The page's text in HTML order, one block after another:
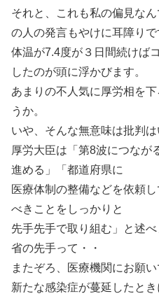
それと、これも私の偏見な
の人の発言もやけに耳障りで
体温が7.4度が３日間続けば
したのが頭に浮かびます。
あまりの不人気に厚労相を
うか。
いや、そんな無意味は批判は
厚労大臣は「第8波につなが
進める」「都道府県に
医療体制の整備などを依頼
べきことをしっかりと
先手先手で取り組む」と述
省の先手って・・
またぞろ、医療機関にお願
新たな感染症が蔓延したと